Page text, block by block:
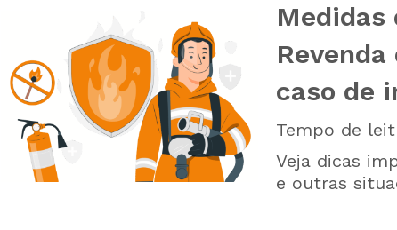
Medidas
caso de
Tempo de
Veja dicas
e outras